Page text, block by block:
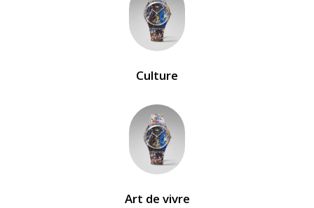
Culture
Art de vivre